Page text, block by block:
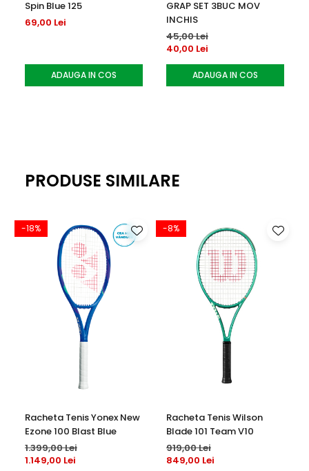
Spin Blue 125
69,00 Lei
ADAUGA IN COS
GRAP SET 3BUC MOV
INCHIS
45,00 Lei
40,00 Lei
ADAUGA IN COS
PRODUSE SIMILARE
-18%
Racheta Tenis Yonex New
Ezone 100 Blast Blue
1.399,00 Lei
1.149,00 Lei
-8%
Racheta Tenis Wilson
Blade 101 Team V10
919,00 Lei
849,00 Lei